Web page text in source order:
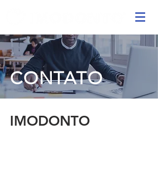
CONTATO
IMODONTO